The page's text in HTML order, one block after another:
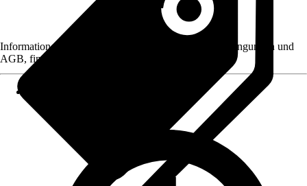
Informationen des Verkäufers, wie z. B. Rückgabebedingungen und
AGB, finden Sie bei Klick auf den Verkäufernamen.